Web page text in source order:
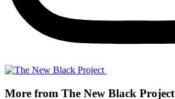
More from The New Black Project